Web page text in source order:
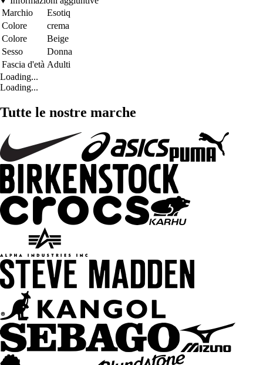
Marchio
Esotiq
Colore
crema
Colore
Beige
Sesso
Donna
Fascia d'età Adulti
Loading...
Loading...
Tutte le nostre marche